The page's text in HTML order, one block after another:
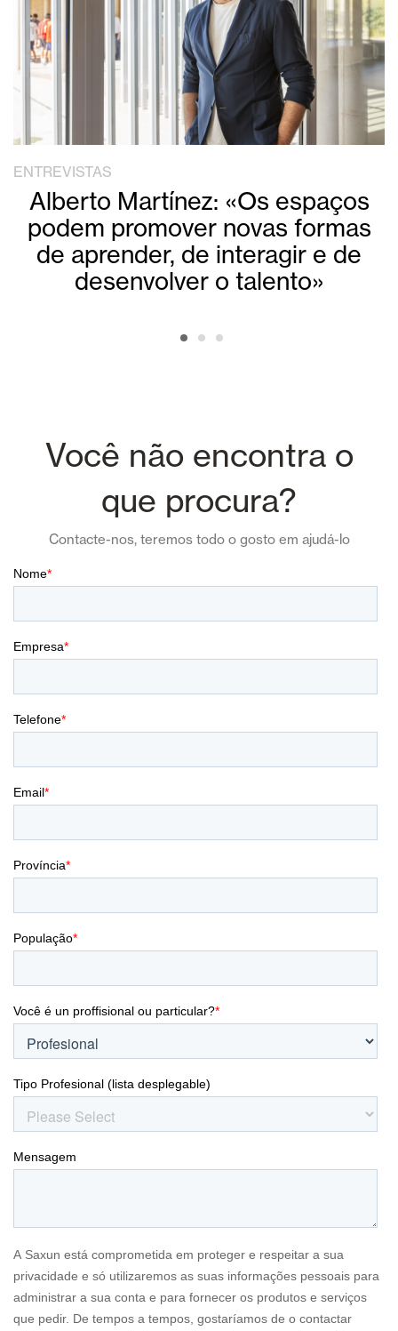
ENTREVISTAS
Alberto Martínez: «Os espaços
podem promover novas formas
de aprender, de interagir e de
desenvolver o talento»
Você não encontra o
que procura?
Contacte-nos, teremos todo o gosto em ajudá-lo